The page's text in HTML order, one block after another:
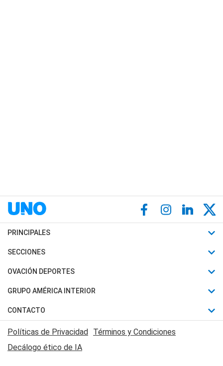
PRINCIPALES
Últimas Noticias
Política
Judiciales
Economia
SECCIONES
Horóscopo
Motores
Trucos caseros
Series y Películas
Edictos y Solicitadas
OVACIÓN DEPORTES
Fútbol
Mundial
Automovilismo
Rugby
GRUPO AMÉRICA INTERIOR
Canal 7 en Vivo
CONTACTO
Acerca de Nosotros
Contactanos
Políticas de Privacidad Términos y Condiciones
Decálogo ético de IA